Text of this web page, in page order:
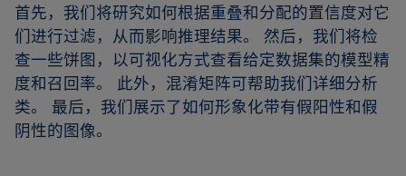
首先，我们将研究如何根据重叠和分配的置信度对它
们进行过滤，从而影响推理结果。 然后，我们将检
查一些饼图，以可视化方式查看给定数据集的模型精
度和召回率。 此外，混淆矩阵可帮助我们详细分析
类。 最后，我们展示了如何形象化带有假阳性和假
阴性的图像。